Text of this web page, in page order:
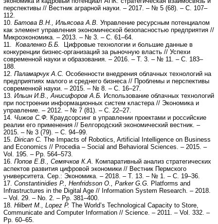
перспективы // Вестник аграрной науки. – 2017. – № 5 (68). – С. 107–
112.
10. Батова В.Н., Ильясова А.В. Управление ресурсным потенциалом
как элемент управления экономической безопасностью предприятия //
Микроэкономика. – 2013. – № 3. – С. 61–64.
11. Коваленко Б.Б.
Цифровые технологии и большие данные в
конкуренции бизнес-организаций за рыночную власть // Успехи
современной науки и образования. – 2016. – Т. 3. – № 11. – С. 183–
188.
12. Паламарчук А.С. Особенности внедрения облачных технологий на
предприятиях малого и среднего бизнеса // Проблемы и перспективы
современной науки. – 2015. – № 8. – С. 16–27.
13. Ильин И.В., Анисифоров А.Б. Использование облачных технологий
при построении информационных систем кластера // Экономика и
управление. – 2012. – № 7 (81). – С. 22–27.
14. Чижов С.Ф. Краудсорсинг в управлении проектами и российские
реалии его применения // Белгородский экономический вестник. –
2015. – № 3 (79). – С. 94–99.
15. Dirican C. The Impacts of Robotics, Artificial Intelligence on Business
and Economics // Procedia – Social and Behavioral Sciences. – 2015. –
Vol. 195. – Pp. 564–573.
16. Попов Е.В., Семячков К.А.
Компаративный анализ стратегических
аспектов развития цифровой экономики // Вестник Пермского
университета. Сер.: Экономика. – 2018. – Т. 13. – № 1. – С. 19–36.
17. Constantinidies P., Henfridsson O., Parker G.G. Platforms and
Infrastructures in the Digital Age // Information System Research. – 2018.
– Vol. 29. – No. 2. – Pp. 381–400.
18. Hilbert M., Lopez P. The World’s Technological Capacity to Store,
Communicate and Computer Information // Science. – 2011. – Vol. 332. –
Pp. 60–65.